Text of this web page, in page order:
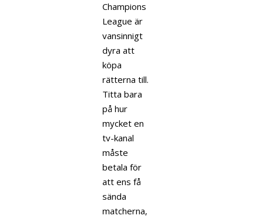
Champions
League är
vansinnigt
dyra att
köpa
rätterna till.
Titta bara
på hur
mycket en
tv-kanal
måste
betala för
att ens få
sända
matcherna,